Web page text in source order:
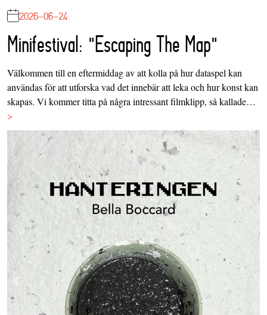
2026-06-24
Minifestival: "Escaping The Map"
Välkommen till en eftermiddag av att kolla på hur dataspel kan
användas för att utforska vad det innebär att leka och hur konst kan
skapas. Vi kommer titta på några intressant filmklipp, så kallade…
>